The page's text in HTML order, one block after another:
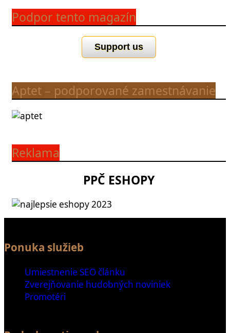
Podpor tento magazín
Support us
Aptet – podporované zamestnávanie
Reklama
PPČ ESHOPY
Ponuka služieb
Umiestnenie SEO článku
Zverejňovanie hudobných noviniek
Promotéri